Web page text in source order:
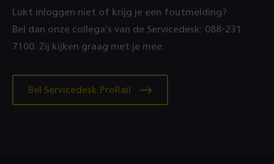
Lukt inloggen niet of krijg je een foutmelding?
Bel dan onze collega’s van de Servicedesk: 088‑231
7100. Zij kijken graag met je mee.
Bel Servicedesk ProRail